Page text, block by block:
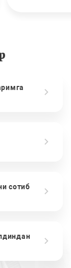
сотиб